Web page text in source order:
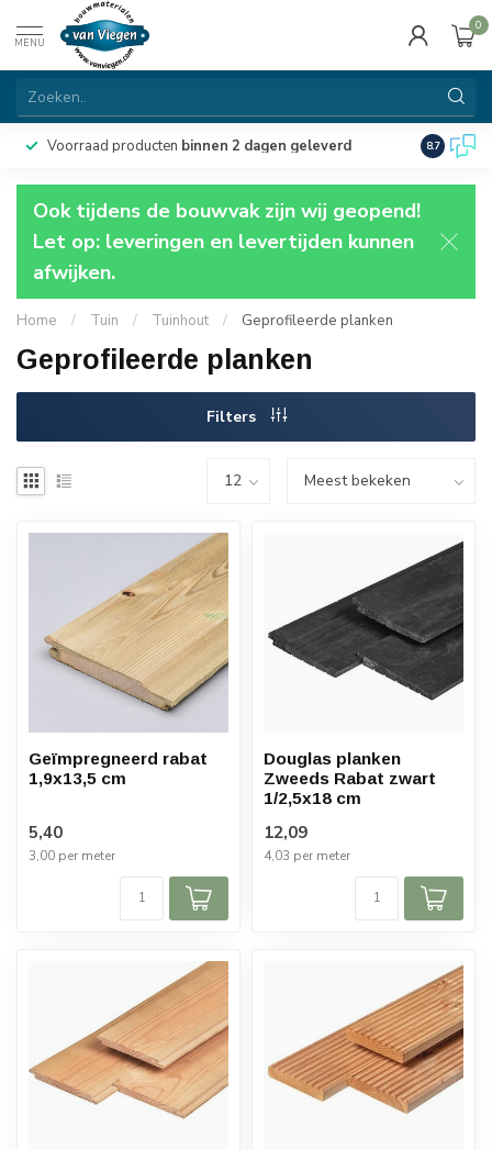
MENU
0
Voorraad producten binnen 2 dagen geleverd 8.7
Ook tijdens de bouwvak zijn wij geopend!
Let op: leveringen en levertijden kunnen
afwijken.
Home / Tuin / Tuinhout / Geprofileerde planken
Geprofileerde planken
Filters
Geïmpregneerd rabat
1,9x13,5 cm
5,40
3,00 per meter
Douglas planken
Zweeds Rabat zwart
1/2,5x18 cm
12,09
4,03 per meter